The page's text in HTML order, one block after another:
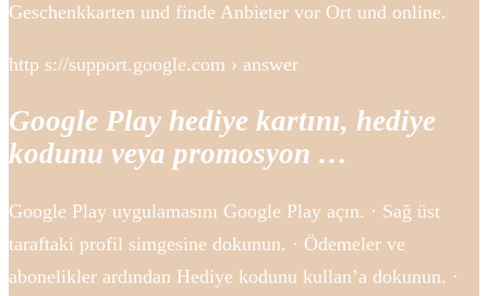
Geschenkkarten und finde Anbieter vor Ort und online.
http s://support.google.com › answer
Google Play hediye kartını, hediye
kodunu veya promosyon …
Google Play uygulamasını Google Play açın. · Sağ üst
taraftaki profil simgesine dokunun. · Ödemeler ve
abonelikler ardından Hediye kodunu kullan’a dokunun. ·